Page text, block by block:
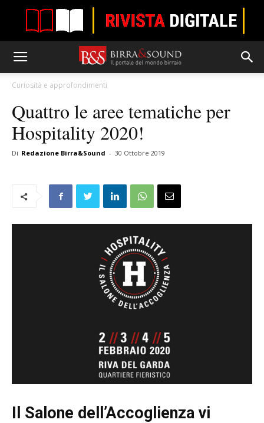
Curiosità e approfondimenti
Quattro le aree tematiche per
Hospitality 2020!
Di Redazione Birra&Sound - 30 Ottobre 2019
Il Salone dell’Accoglienza vi